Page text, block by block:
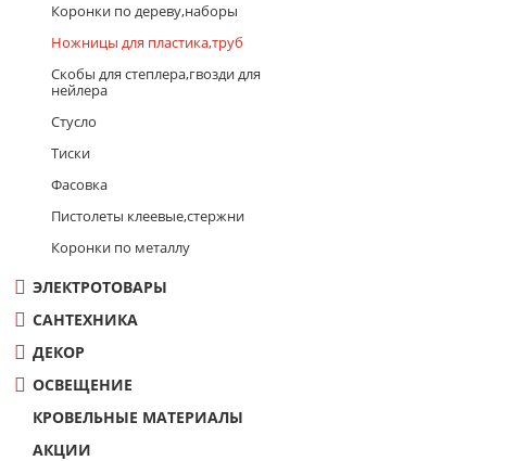
Коронки по дереву,наборы
Ножницы для пластика,труб
Скобы для степлера,гвозди для
нейлера
Стусло
Тиски
Фасовка
Пистолеты клеевые,стержни
Коронки по металлу
ЭЛЕКТРОТОВАРЫ
САНТЕХНИКА
ДЕКОР
ОСВЕЩЕНИЕ
КРОВЕЛЬНЫЕ МАТЕРИАЛЫ
АКЦИИ